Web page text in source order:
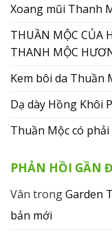
Xoang mũi Thanh
THUẦN MỘC CỦA
THANH MỘC
Kem bôi da Thuần
Dạ dày Hồng Khôi
Thuần Mộc có
PHẢN HỒI GẦN
Vân trongGarden
bản mới